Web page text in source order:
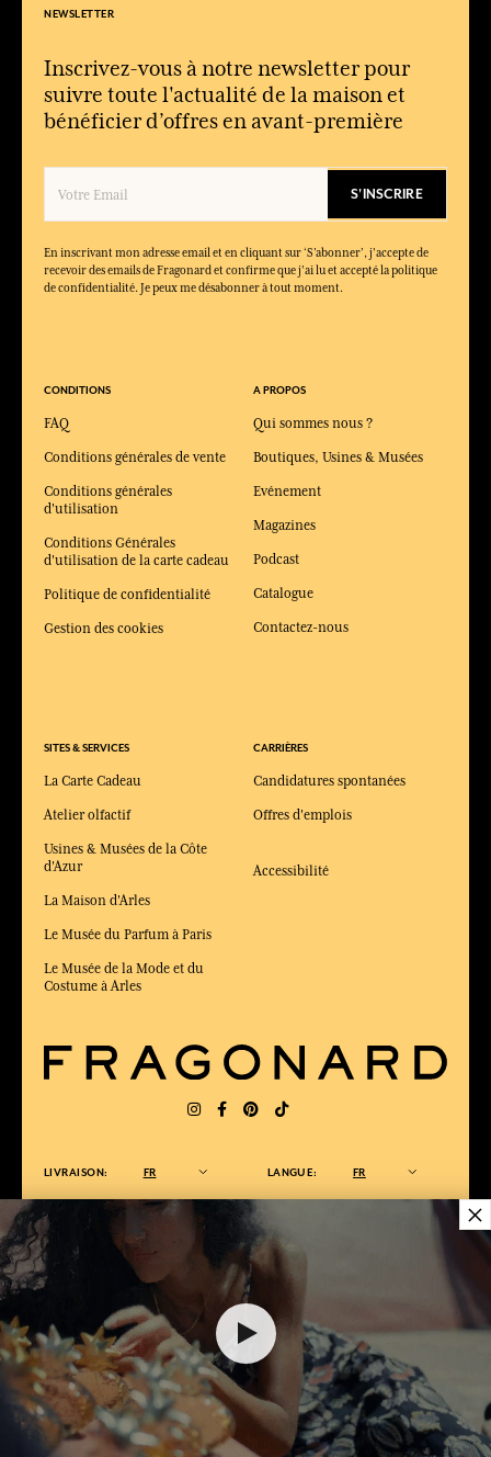
12,00 €
AJOUTER AU PANIER
NEWSLETTER
Inscrivez-vous à notre newsletter pour
suivre toute l'actualité de la maison et
bénéficier d’offres en avant-première
S'INSCRIRE
En inscrivant mon adresse email et en cliquant sur ‘S’abonner’, j'accepte de
recevoir des emails de Fragonard et confirme que j'ai lu et accepté la politique
de confidentialité. Je peux me désabonner à tout moment.
CONDITIONS
FAQ
Conditions générales de vente
Conditions générales
d'utilisation
Conditions Générales
d'utilisation de la carte cadeau
Politique de confidentialité
Gestion des cookies
SITES & SERVICES
La Carte Cadeau
Atelier olfactif
Usines & Musées de la Côte
d'Azur
La Maison d'Arles
Le Musée du Parfum à Paris
Le Musée de la Mode et du
Costume à Arles
A PROPOS
Qui sommes nous ?
Boutiques, Usines & Musées
Evénement
Magazines
Podcast
Catalogue
Contactez-nous
CARRIÈRES
Candidatures spontanées
Offres d'emplois
Accessibilité
LIVRAISON: FR LANGUE: FR
ÉLU MEILLEUR SITE DE COMMERCE
en ligne 2025 par le magazine Capital
×